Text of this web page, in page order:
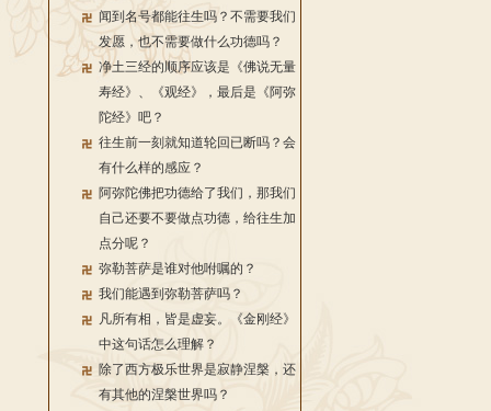
闻到名号都能往生吗？不需要我们
发愿，也不需要做什么功德吗？
净土三经的顺序应该是《佛说无量
寿经》、《观经》，最后是《阿弥
陀经》吧？
往生前一刻就知道轮回已断吗？会
有什么样的感应？
阿弥陀佛把功德给了我们，那我们
自己还要不要做点功德，给往生加
点分呢？
弥勒菩萨是谁对他咐嘱的？
我们能遇到弥勒菩萨吗？
凡所有相，皆是虚妄。《金刚经》
中这句话怎么理解？
除了西方极乐世界是寂静涅槃，还
有其他的涅槃世界吗？